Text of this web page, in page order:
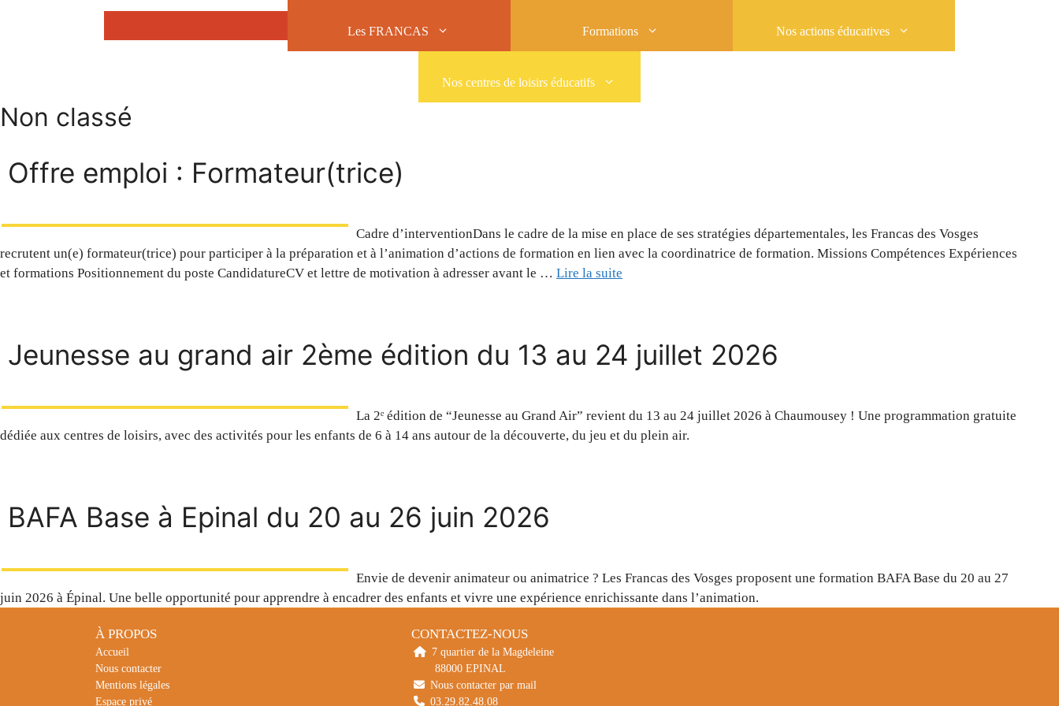
Les FRANCAS Formations Nos actions éducatives
Nos centres de loisirs éducatifs
Non classé
Offre emploi : Formateur(trice)
Cadre d’interventionDans le cadre de la mise en place de ses stratégies départementales, les Francas des Vosges
recrutent un(e) formateur(trice) pour participer à la préparation et à l’animation d’actions de formation en lien avec la coordinatrice de formation. Missions Compétences Expériences
et formations Positionnement du poste CandidatureCV et lettre de motivation à adresser avant le … Lire la suite
Jeunesse au grand air 2ème édition du 13 au 24 juillet 2026
La 2ᵉ édition de “Jeunesse au Grand Air” revient du 13 au 24 juillet 2026 à Chaumousey ! Une programmation gratuite
dédiée aux centres de loisirs, avec des activités pour les enfants de 6 à 14 ans autour de la découverte, du jeu et du plein air.
BAFA Base à Epinal du 20 au 26 juin 2026
Envie de devenir animateur ou animatrice ? Les Francas des Vosges proposent une formation BAFA Base du 20 au 27
juin 2026 à Épinal. Une belle opportunité pour apprendre à encadrer des enfants et vivre une expérience enrichissante dans l’animation.
À PROPOS
Accueil
Nous contacter
Mentions légales
Espace privé
CONTACTEZ-NOUS
7 quartier de la Magdeleine
88000 EPINAL
Nous contacter par mail
03.29.82.48.08